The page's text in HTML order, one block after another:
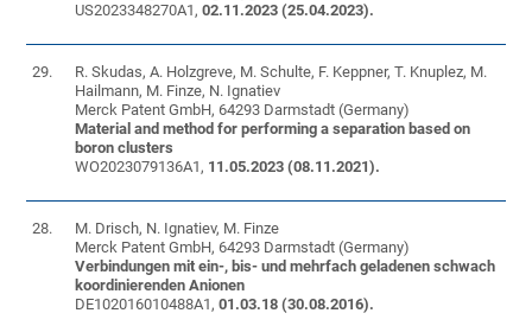
US2023348270A1,02.11.2023 (25.04.2023).
29.
R. Skudas, A. Holzgreve, M. Schulte, F. Keppner, T. Knuplez, M.
Hailmann, M. Finze, N. Ignatiev
Merck Patent GmbH, 64293 Darmstadt (Germany)
Material and method for performing a separation based on
boron clusters
WO2023079136A1, 11.05.2023 (08.11.2021).
28.
M. Drisch, N. Ignatiev, M. Finze
Merck Patent GmbH, 64293 Darmstadt (Germany)
Verbindungen mit ein-, bis- und mehrfach geladenen schwach
koordinierenden Anionen
DE102016010488A1,01.03.18 (30.08.2016).